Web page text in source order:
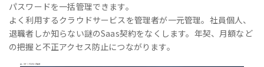
パスワードを一括管理できます。
よく利用するクラウドサービスを管理者が一元管理。社員個人、
退職者しか知らない謎のSaas契約をなくします。年契、月額など
の把握と不正アクセス防止につながります。